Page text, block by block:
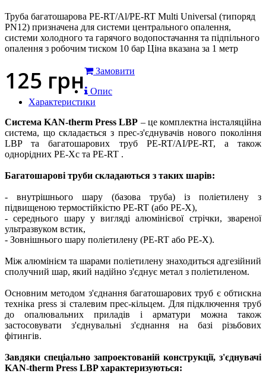
Труба багатошарова PE-RT/Al/PE-RT Multi Universal (типоряд
PN12) призначена для системи центрального опалення,
системи холодного та гарячого водопостачання та підпільного
опалення з робочим тиском 10 бар Ціна вказана за 1 метр
125 грн
Замовити
Опис
Характеристики
Система KAN-therm Press LBP – це комплектна інсталяційна
система, що складається з прес-з'єднувачів нового покоління
LBP та багатошарових труб PE-RT/AI/PE-RT, а також
однорідних PE-Xc та PE-RT .
Багатошарові труби складаються з таких шарів:
- внутрішнього шару (базова труба) із поліетилену з
підвищеною термостійкістю PE-RT (або PE-X),
- середнього шару у вигляді алюмінієвої стрічки, звареної
ультразвуком встик,
- Зовнішнього шару поліетилену (PE-RT або PE-X).
Між алюмінієм та шарами поліетилену знаходиться адгезійний
сполучний шар, який надійно з'єднує метал з поліетиленом.
Основним методом з'єднання багатошарових труб є обтискна
техніка press зі сталевим прес-кільцем. Для підключення труб
до опалювальних приладів і арматури можна також
застосовувати з'єднувальні з'єднання на базі різьбових
фітингів.
Завдяки спеціально запроектованій конструкції, з'єднувачі
KAN-therm Press LBP характеризуються: